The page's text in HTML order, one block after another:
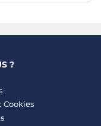
?
Cookies